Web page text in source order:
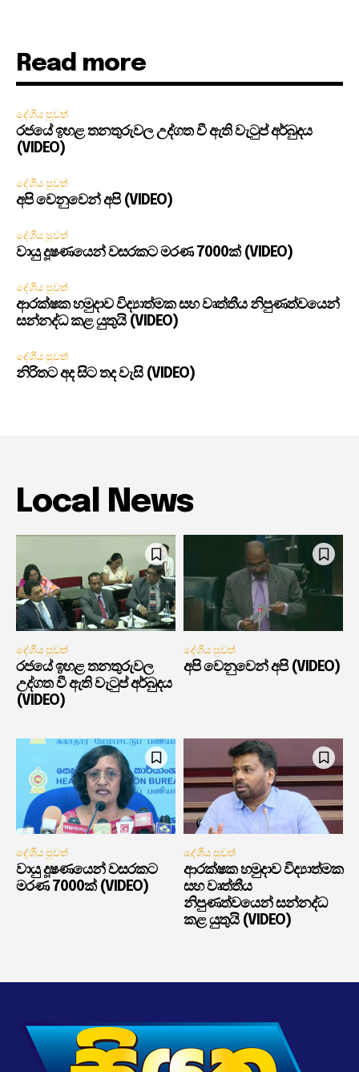
Read more
දේශීය පුවත්
රජයේ ඉහළ තනතුරුවල උද්ගත වී ඇති වැටුප් අර්බුදය
(VIDEO)
දේශීය පුවත්
අපි වෙනුවෙන් අපි (VIDEO)
දේශීය පුවත්
වායු දූෂණයෙන් වසරකට මරණ 7000ක් (VIDEO)
දේශීය පුවත්
ආරක්ෂක හමුදාව විද්‍යාත්මක සහ වෘත්තීය නිපුණත්වයෙන්
සන්නද්ධ කළ යුතුයි (VIDEO)
දේශීය පුවත්
නිරිතට අද සිට තද වැසි (VIDEO)
Local News
දේශීය පුවත්
රජයේ ඉහළ තනතුරුවල
උද්ගත වී ඇති වැටුප් අර්බුදය
(VIDEO)
දේශීය පුවත්
අපි වෙනුවෙන් අපි (VIDEO)
දේශීය පුවත්
වායු දූෂණයෙන් වසරකට
මරණ 7000ක් (VIDEO)
දේශීය පුවත්
ආරක්ෂක හමුදාව විද්‍යාත්මක
සහ වෘත්තීය
නිපුණත්වයෙන් සන්නද්ධ
කළ යුතුයි (VIDEO)